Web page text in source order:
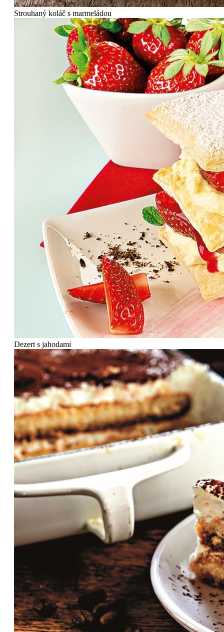
Strouhaný koláč s marmeládou
Dezert s jahodami